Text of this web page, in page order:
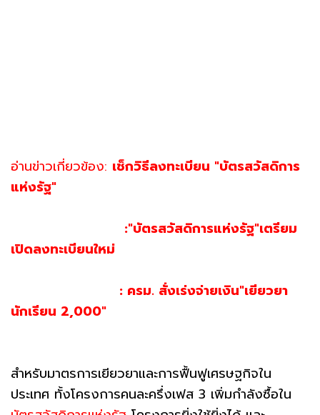
อ่านข่าวเกี่ยวข้อง: เช็กวิธีลงทะเบียน "บัตรสวัสดิการ
แห่งรัฐ"
:"บัตรสวัสดิการแห่งรัฐ"เตรียม
เปิดลงทะเบียนใหม่
: ครม. สั่งเร่งจ่ายเงิน"เยียวยา
นักเรียน 2,000"
สำหรับมาตรการเยียวยาและการฟื้นฟูเศรษฐกิจใน
ประเทศ ทั้งโครงการคนละครึ่งเฟส 3 เพิ่มกำลังซื้อใน